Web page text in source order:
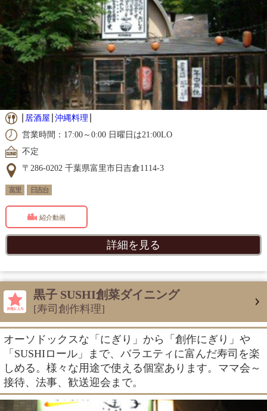
居酒屋 沖縄料理
営業時間：17:00～0:00 日曜日は21:00LO
不定
〒286-0202 千葉県富里市日吉倉1114-3
富里 日吉台
紹介動画
詳細を見る
黒子 SUSHI創菜ダイニング
[寿司創作料理]
オーソドックスな「にぎり」から「創作にぎり」や
「SUSHIロール」まで、バラエティに富んだ寿司を楽
しめる。様々な用途で使える個室あります。ママ会～
接待、法事、歓送迎会まで。